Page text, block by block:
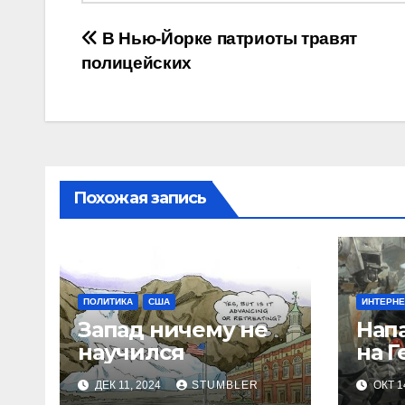
Навигация
записям
В Нью-Йорке патриоты травят
полицейских
Похожая запись
ПОЛИТИКА США
Запад ничему не
научился
ДЕК 11, 2024 STUMBLER
на
ОКТ